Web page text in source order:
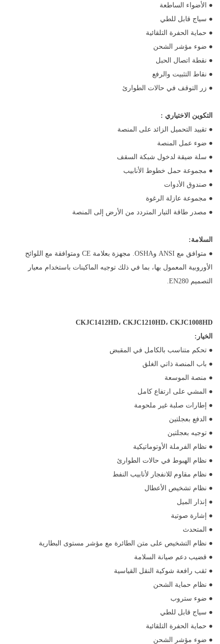
● الأضواء الساطعة
● سياج قابل للطي
● حماية الحفرة التلقائية
● ضوء مؤشر الشحن
● نقطة اتصال الحبل
● نقاط التثبيت والرفع
● زر التوقف في حالات الطوارئ
التكوين الاختياري :
● تقييد التحميل الزائد على المنصة
● ضوء عمل المنصة
● سلة ضيقة لدخول شبكة السقف
● مجموعة حمل خطوط الأنابيب
● صندوق الأدوات
● مجموعة عازلة الرغوة
● مصدر طاقة التيار المتردد من الأرض إلى المنصة
السلامة:
● متوافق مع ANSI وOSHA. مجهزة بعلامة CE ومتوافقة مع اللوائح
الأوروبية المعمول بها، بما في ذلك توجيه الماكينات باستخدام معيار
التصميم EN280.
CKJC1412HD، CKJC1210HD، CKJC1008HD
الخيار:
● تحكم متناسب بالكامل في المقبض
● باب المنصة ذاتي الغلق
● منصة الموسعة
● المشي على ارتفاع كامل
● إطارات صلبة غير ملحومة
● الدفع بعجلتين
● توجيه بعجلتين
● نظام الفرملة الأوتوماتيكية
● نظام الهبوط في حالات الطوارئ
● نظام مقاوم للانفجار لأنابيب النفط
● نظام تشخيص الأعطال
● إنذار الميل
● إشارة صوتية
● المتحدث
● نظام التشخيص على متن الطائرة مع مؤشر مستوى البطارية
● قضيب دعم صيانة السلامة
● ثقب رافعة شوكية النقل القياسية
● نظام حماية الشحن
● ضوء ستروب
● سياج قابل للطي
● حماية الحفرة التلقائية
● ضوء مؤشر الشحن